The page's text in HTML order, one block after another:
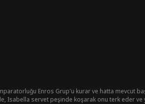
Enros Grup'u kurar ve hatta mevcut
Isabella servet peşinde koşarak onu terk eder ve